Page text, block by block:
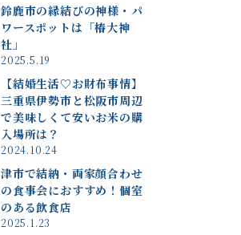
鈴鹿市の縁結びの神様・パ
ワースポットは「椿大神
社」
2025.5.19
【結婚生活♡お財布事情】
三重県伊勢市と松阪市周辺
で美味しくて安いお米の購
入場所は？
2024.10.24
津市で結納・両家顔合わせ
の食事会におすすめ！個室
のある飲食店
2025.1.23